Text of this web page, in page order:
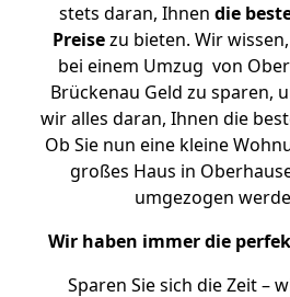
stets daran, Ihnen die
Preisezu bieten. Wir
bei einem Umzug von
Brückenau Geld zu sparen,
wir alles daran, Ihnen die
Ob Sie nun eine kleine
großes Haus in
umgezogen
Wir haben immer die
Sparen Sie sich die Zeit –